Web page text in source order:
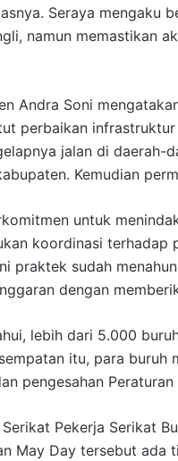
Seraya mengaku
namun memastikan
Andra Soni
perbaikan
jalan di daerah-
Kemudian
untuk
koordinasi terhadap
praktek sudah
dengan
lebih dari 5.000
itu, para
pengesahan Peraturan
Pekerja Serikat
May Day tersebut ada